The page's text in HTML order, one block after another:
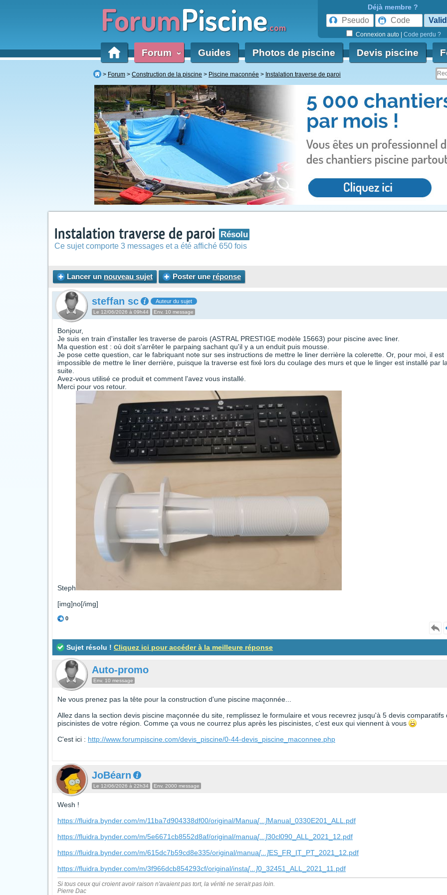
ForumPiscine.com
Déjà membre ?
Connexion auto Code perdu ?
Forum ‹ Guides Photos de piscine Devis piscine
Forum Construction de la piscine Piscine maconnée Instalation traverse de paroi
Instalation traverse de paroi Résolu
Ce sujet comporte 3 messages et a été affiché 650 fois
Lancer un nouveau sujet Poster une réponse
steffan sc Auteur du sujet
Le 12/06/2026 à 09h44 Env. 10 message
Bonjour,
Je suis en train d'installer les traverse de parois (ASTRAL PRESTIGE modèle 15663) pour piscine avec liner.
Ma question est : où doit s'arrêter le parpaing sachant qu'il y a un enduit puis mousse.
Je pose cette question, car le fabriquant note sur ses instructions de mettre le liner derrière la colerette. Or, pour moi, il est
impossible de mettre le liner derrière, puisque la traverse est fixé lors du coulage des murs et que le linger est installé par
suite.
Avez-vous utilisé ce produit et comment l'avez vous installé.
Merci pour vos retour.
Steph
[img]no[/img]
0
Sujet résolu ! Cliquez ici pour accéder à la meilleure réponse
Auto-promo
Env. 10 message
Ne vous prenez pas la tête pour la construction d'une piscine maçonnée...
Allez dans la section devis piscine maçonnée du site, remplissez le formulaire et vous recevrez jusqu'à 5 devis comparatifs
piscinistes de votre région. Comme ça vous ne courrez plus après les piscinistes, c'est eux qui viennent à vous
C'est ici : http://www.forumpiscine.com/devis_piscine/0-44-devis_piscine_maconnee.php
JoBéarn
Le 12/06/2026 à 22h34 Env. 2000 message
Wesh !
https://fluidra.bynder.com/m/11ba7d904338df00/original/Manua[...]Manual_0330E201_ALL.pdf
https://fluidra.bynder.com/m/5e6671cb8552d8af/original/manua[...]30cl090_ALL_2021_12.pdf
https://fluidra.bynder.com/m/615dc7b59cd8e335/original/manua[...]ES_FR_IT_PT_2021_12.pdf
https://fluidra.bynder.com/m/3f966dcb854293cf/original/insta[...]0_32451_ALL_2021_11.pdf
Si tous ceux qui croient avoir raison n'avaient pas tort, la vérité ne serait pas loin.
Pierre Dac